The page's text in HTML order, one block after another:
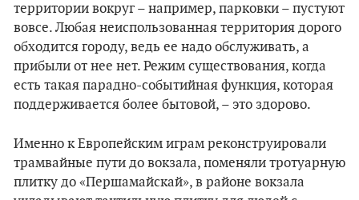
территории вокруг – например, парковки – пустуют
вовсе. Любая неиспользованная территория дорого
обходится городу, ведь ее надо обслуживать, а
прибыли от нее нет. Режим существования, когда
есть такая парадно-событийная функция, которая
поддерживается более бытовой, – это здорово.
Именно к Европейским играм реконструировали
трамвайные пути до вокзала, поменяли тротуарную
плитку до «Першамайскай», в районе вокзала